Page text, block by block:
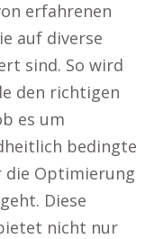
erfahrenen
auf diverse
sind. So wird
den richtigen
es um
bedingte
die Optimierung
Diese
nicht nur